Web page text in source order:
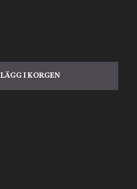
LÄGG I KORGEN